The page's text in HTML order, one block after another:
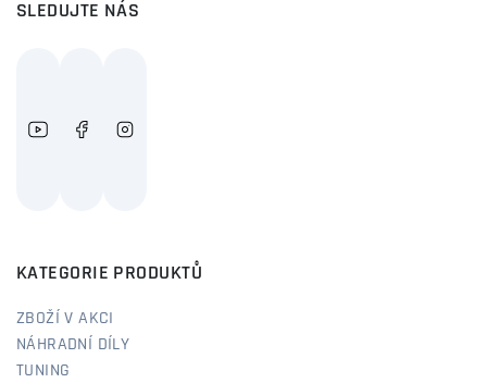
SLEDUJTE NÁS
KATEGORIE PRODUKTŮ
ZBOŽÍ V AKCI
NÁHRADNÍ DÍLY
TUNING